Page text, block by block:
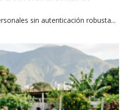
sin autenticación robusta...